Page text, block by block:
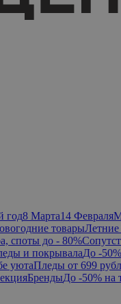
год8 Марта14 Февраля
товарыЛетние
споты до - 80%
и покрывалаДо -
уютаПледы от 699
БрендыДо -50% на